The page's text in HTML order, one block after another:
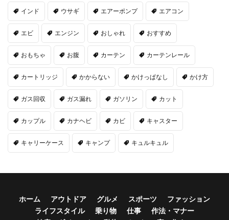
インド ウサギ エアーポンプ エアコン
エビ エンジン おしゃれ おすすめ
おもちゃ お腹 カーテン カーテンレール
カートリッジ かからない かけっぱなし かけ方
ガス回収 ガス漏れ ガソリン カット
カップル カナヘビ カビ キャスター
キャリーケース キャンプ キュルキュル
ホーム アウトドア グルメ スポーツ
ファッション
ライフスタイル
乗り物 仕事
作法・マナー